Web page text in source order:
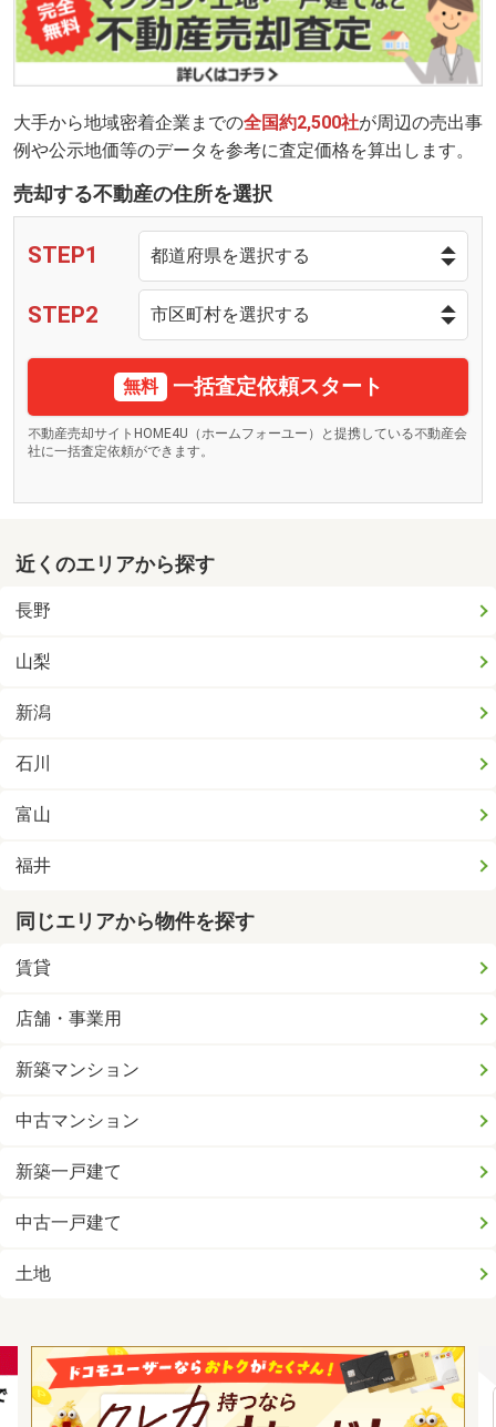
大手から地域密着企業までの全国約2,500社が周辺の売出事
例や公示地価等のデータを参考に査定価格を算出します。
売却する不動産の住所を選択
STEP1
STEP2
無料 一括査定依頼スタート
不動産売却サイトHOME4U（ホームフォーユー）と提携している不動産会
社に一括査定依頼ができます。
近くのエリアから探す
長野
山梨
新潟
石川
富山
福井
同じエリアから物件を探す
賃貸
店舗・事業用
新築マンション
中古マンション
新築一戸建て
中古一戸建て
土地